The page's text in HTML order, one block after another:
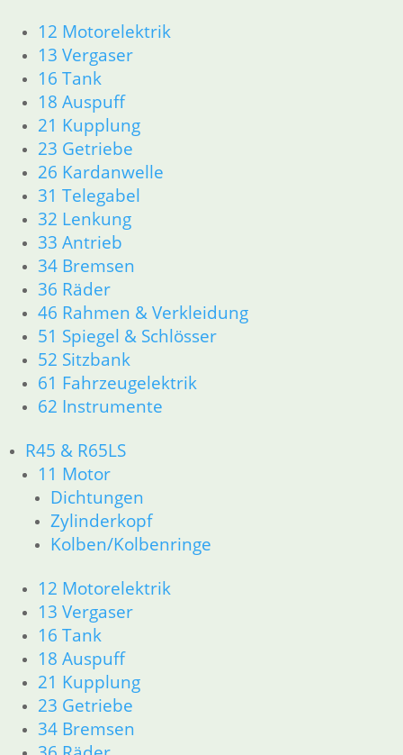
12 Motorelektrik
13 Vergaser
16 Tank
18 Auspuff
21 Kupplung
23 Getriebe
26 Kardanwelle
31 Telegabel
32 Lenkung
33 Antrieb
34 Bremsen
36 Räder
46 Rahmen & Verkleidung
51 Spiegel & Schlösser
52 Sitzbank
61 Fahrzeugelektrik
62 Instrumente
R45 & R65LS
11 Motor
Dichtungen
Zylinderkopf
Kolben/Kolbenringe
12 Motorelektrik
13 Vergaser
16 Tank
18 Auspuff
21 Kupplung
23 Getriebe
34 Bremsen
21 Kupplung
23 Getriebe
26 Kardanwelle
31 Telegabel
32 Lenkung
33 Antrieb
34 Bremsen
36 Räder
46 Rahmen & Verkleidung
51 Spiegel & Schlösser
61 Fahrzeugelektrik
62 Instrumente
63 Scheinwerfer
R50/5 – R75/5
11 Motor
Dichtungen
Kolben/Kolbenringe
Zylinderkopf
12 Motorelektrik
16 Tank
18 Auspuff
21 Kupplung
23 Getriebe
26 Kardanwelle
31 Telegabel
33 Antrieb
34 Bremsen
36 Räder
46 Rahmen & Verkleidung
51 Spiegel & Schlösser
52 Sitzbank
61 Fahrzeugelektrik
62 Instrumente